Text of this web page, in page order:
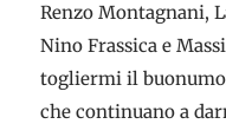
Renzo Montagnani,
Nino Frassica e
togliermi il
che continuano a